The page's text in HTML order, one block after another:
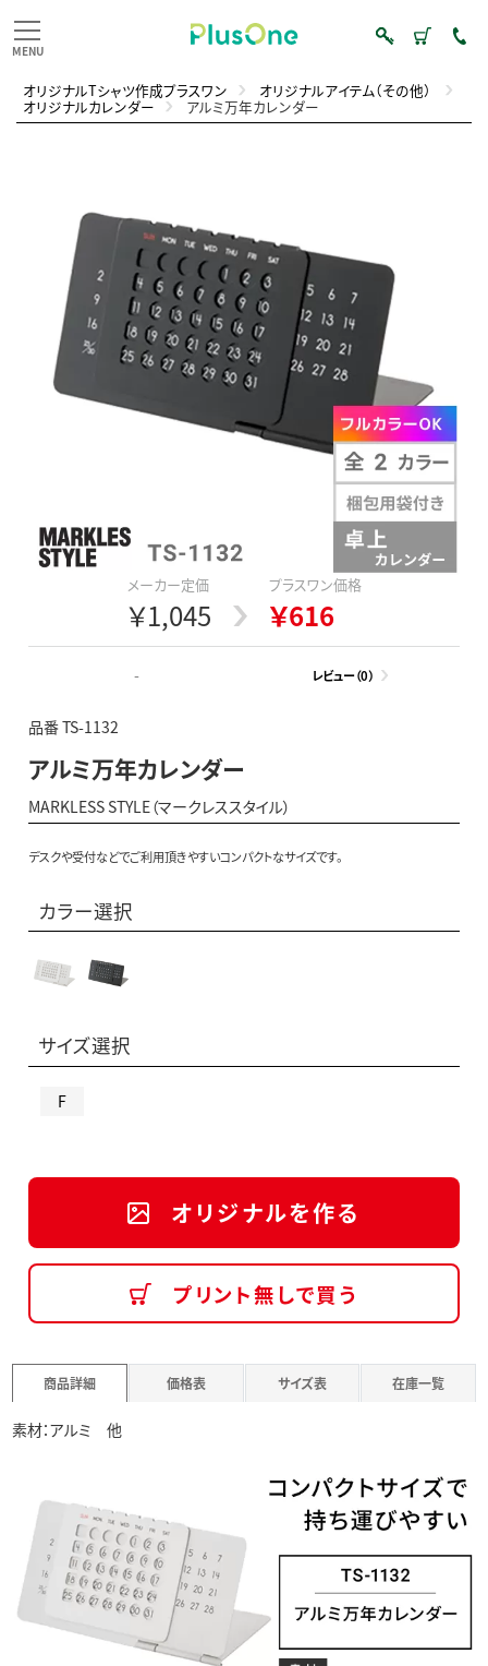
オリジナルTシャツ作成プラスワン オリジナルアイテム（その他）
オリジナルカレンダー アルミ万年カレンダー
メーカー定価
￥1,045
プラスワン価格
￥616
- レビュー（0）
品番 TS-1132
アルミ万年カレンダー
MARKLESS STYLE（マークレススタイル）
デスクや受付などでご利用頂きやすいコンパクトなサイズです。
カラー選択
サイズ選択
F
オリジナルを作る
プリント無しで買う
商品詳細 価格表 サイズ表 在庫一覧
素材：アルミ 他